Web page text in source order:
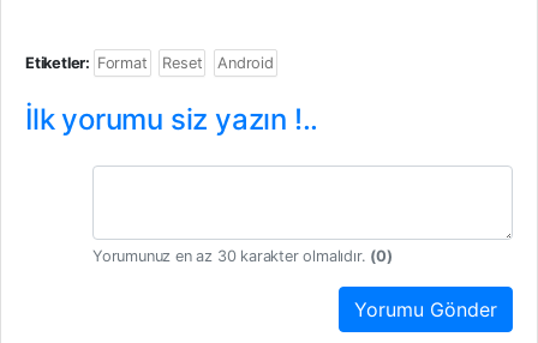
Etiketler: Format Reset Android
İlk yorumu siz yazın !..
Yorumunuz en az 30 karakter olmalıdır. (0)
Yorumu Gönder